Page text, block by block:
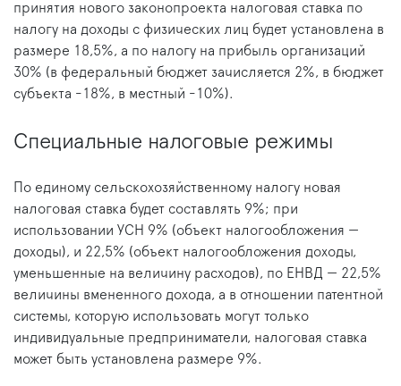
принятия нового законопроекта налоговая ставка по
налогу на доходы с физических лиц будет установлена в
размере 18,5%, а по налогу на прибыль организаций
30% (в федеральный бюджет зачисляется 2%, в бюджет
субъекта -18%, в местный -10%).
Специальные налоговые режимы
По единому сельскохозяйственному налогу новая
налоговая ставка будет составлять 9%; при
использовании УСН 9% (объект налогообложения —
доходы), и 22,5% (объект налогообложения доходы,
уменьшенные на величину расходов), по ЕНВД — 22,5%
величины вмененного дохода, а в отношении патентной
системы, которую использовать могут только
индивидуальные предприниматели, налоговая ставка
может быть установлена размере 9%.